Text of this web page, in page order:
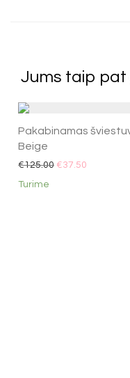
Jums taip
Pakabinamas
Beige
€125.00 €37.50
Turime